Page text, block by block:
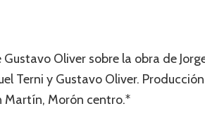
Oliver sobre la obra de
Terni y Gustavo Oliver.
Martín, Morón centro.*